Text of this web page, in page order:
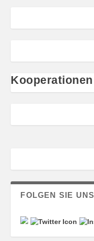
Kooperationen
FOLGEN SIE UNS